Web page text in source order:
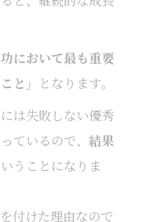
において最も重要
と」
となります。
は失敗しない優秀
ているので、 結果
うことになりま
付けた理由なので